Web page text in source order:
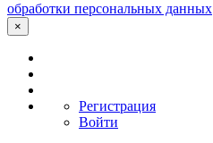
обработки персональных данных
×
Регистрация
Войти